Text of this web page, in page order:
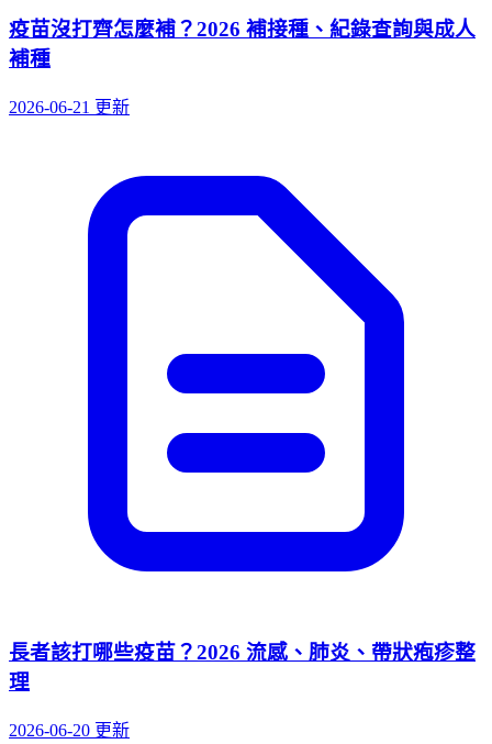
疫苗沒打齊怎麼補？2026 補接種、紀錄查詢與成人
補種
2026-06-21 更新
長者該打哪些疫苗？2026 流感、肺炎、帶狀疱疹整
理
2026-06-20 更新